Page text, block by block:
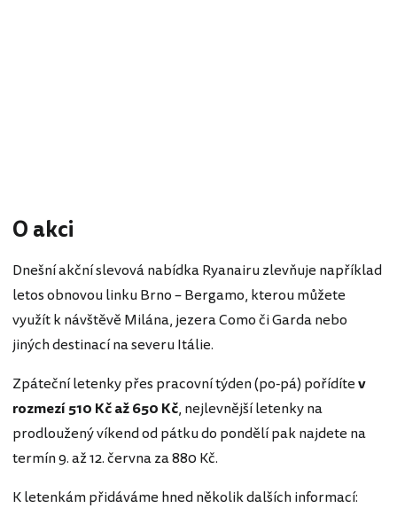
O akci
Dnešní akční slevová nabídka Ryanairu zlevňuje například
letos obnovou linku Brno – Bergamo, kterou můžete
využít k návštěvě Milána, jezera Como či Garda nebo
jiných destinací na severu Itálie.
Zpáteční letenky přes pracovní týden (po-pá) pořídítev
rozmezí 510 Kč až 650 Kč, nejlevnější letenky na
prodloužený víkend od pátku do pondělí pak najdete na
termín 9. až 12. června za 880 Kč.
K letenkám přidáváme hned několik dalších informací: